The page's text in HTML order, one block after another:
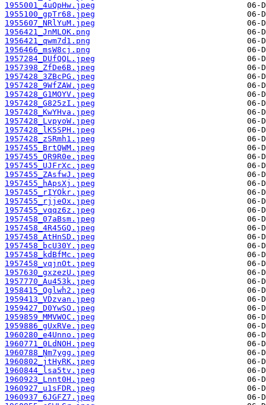
1955001_4uQpHw.jpeg
1955100_gpTr68.jpeg
1955607_NRlYuM.jpeg
1956421_JnMLOK.png
1956421_qwm7d1.png
1956466_msW8cj.png
1957284_DUfQQL.jpeg
1957398_ZfDe6B.jpeg
1957428_3ZBcPG.jpeg
1957428_9WfZAW.jpeg
1957428_G1MOYV.jpeg
1957428_G825zI.jpeg
1957428_KwYHva.jpeg
1957428_LvpyoW.jpeg
1957428_lK5SPH.jpeg
1957428_zSRmh1.jpeg
1957455_BrtQWM.jpeg
1957455_QR9R0e.jpeg
1957455_UJFrXc.jpeg
1957455_ZAsfwJ.jpeg
1957455_hApsXj.jpeg
1957455_rIYOkr.jpeg
1957455_rjjeOx.jpeg
1957455_vqqz6z.jpeg
1957458_07aBsm.jpeg
1957458_4R45GQ.jpeg
1957458_AtHnSD.jpeg
1957458_bcU30Y.jpeg
1957458_kdBfMc.jpeg
1957458_vqjnOt.jpeg
1957630_gxzezU.jpeg
1957770_Au453k.jpeg
1958415_Qglwh2.jpeg
1959413_VDzvan.jpeg
1959427_D0YwSO.jpeg
1959859_MMVWOC.jpeg
1959886_gUxRVe.jpeg
1960280_e4Unno.jpeg
1960771_0LdNOH.jpeg
1960788_Nm7ygg.jpeg
1960802_jtHyRK.jpeg
1960844_lsa5tv.jpeg
1960923_Lnnt0H.jpeg
1960927_u1sFDR.jpeg
1960937_6JGFZ7.jpeg